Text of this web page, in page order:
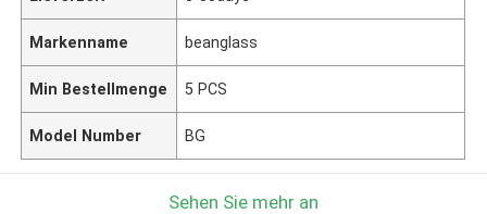
Markenname beanglass
Min Bestellmenge 5 PCS
Model Number BG
Sehen Sie mehr an